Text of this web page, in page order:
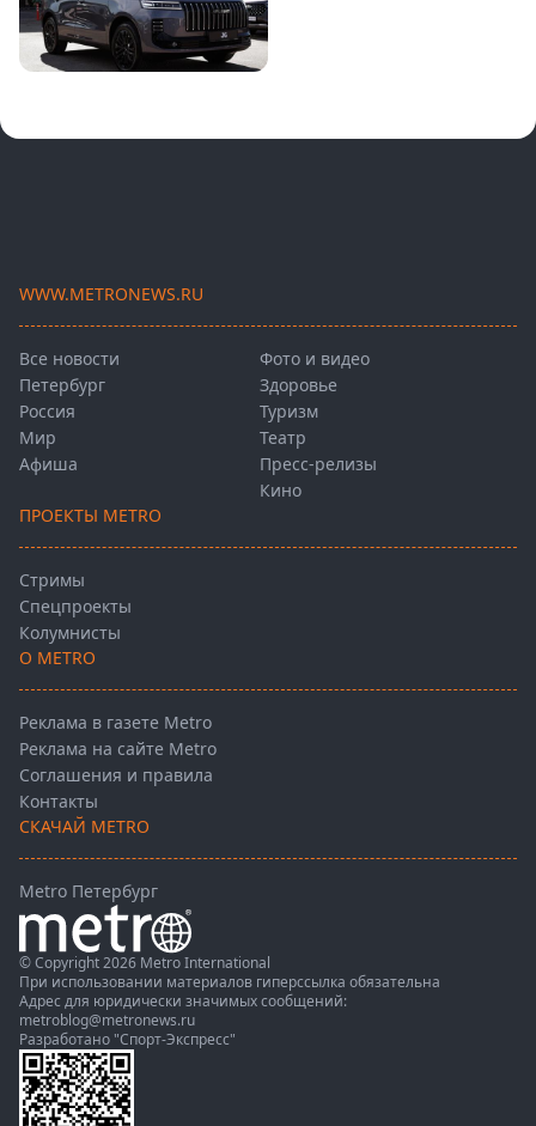
WWW.METRONEWS.RU
Все новости
Петербург
Россия
Мир
Афиша
Фото и видео
Здоровье
Туризм
Театр
Пресс-релизы
Кино
ПРОЕКТЫ METRO
Стримы
Спецпроекты
Колумнисты
О METRO
Реклама в газете Metro
Реклама на сайте Metro
Соглашения и правила
Контакты
СКАЧАЙ METRO
Metro Петербург
© Copyright 2026 Metro International
При использовании материалов гиперссылка обязательна
Адрес для юридически значимых сообщений:
metroblog@metronews.ru
Разработано "Спорт-Экспресс"